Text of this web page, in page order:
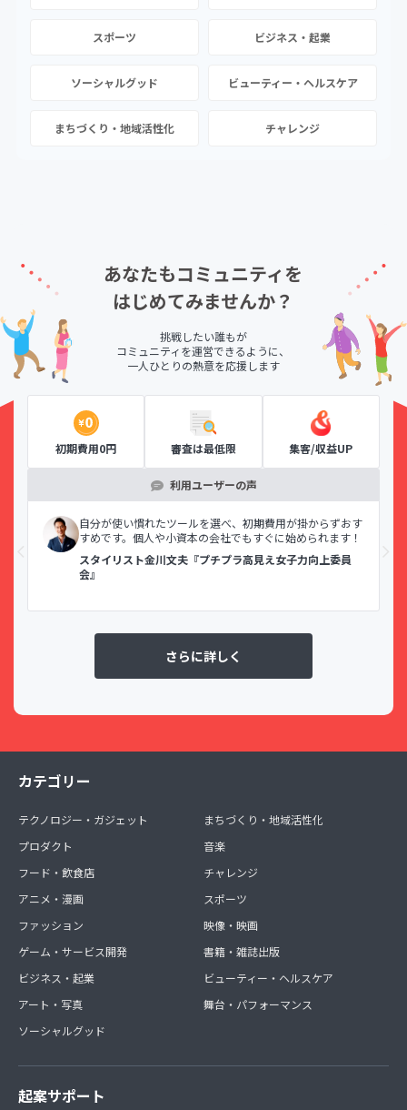
スポーツ ビジネス・起業
ソーシャルグッド ビューティー・ヘルスケア
まちづくり・地域活性化 チャレンジ
あなたもコミュニティを
はじめてみませんか？
挑戦したい誰もが
コミュニティを運営できるように、
一人ひとりの熱意を応援します
初期費用0円 審査は最低限 集客/収益UP
利用ユーザーの声
自分が使い慣れたツールを選べ、初期費用が掛からずおす
すめです。個人や小資本の会社でもすぐに始められます！
スタイリスト金川文夫『プチプラ高見え女子力向上委員
会』
さらに詳しく
カテゴリー
テクノロジー・ガジェット
プロダクト
フード・飲食店
アニメ・漫画
ファッション
ゲーム・サービス開発
ビジネス・起業
アート・写真
ソーシャルグッド
まちづくり・地域活性化
音楽
チャレンジ
スポーツ
映像・映画
書籍・雑誌出版
ビューティー・ヘルスケア
舞台・パフォーマンス
起案サポート